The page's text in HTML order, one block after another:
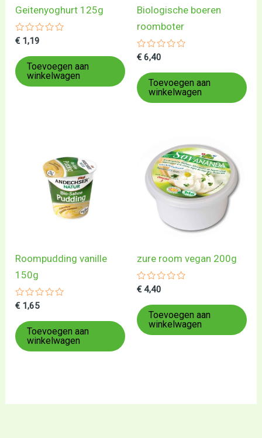
Geitenyoghurt 125g
Gewaardeerd
uit
5
€ 1,19
Toevoegen aan
winkelwagen
Biologische boeren
roomboter
Gewaardeerd
uit
5
€ 6,40
Toevoegen aan
winkelwagen
Roompudding vanille
150g
Gewaardeerd
uit
5
€ 1,65
Toevoegen aan
winkelwagen
zure room vegan 200g
Gewaardeerd
uit
5
€ 4,40
Toevoegen aan
winkelwagen